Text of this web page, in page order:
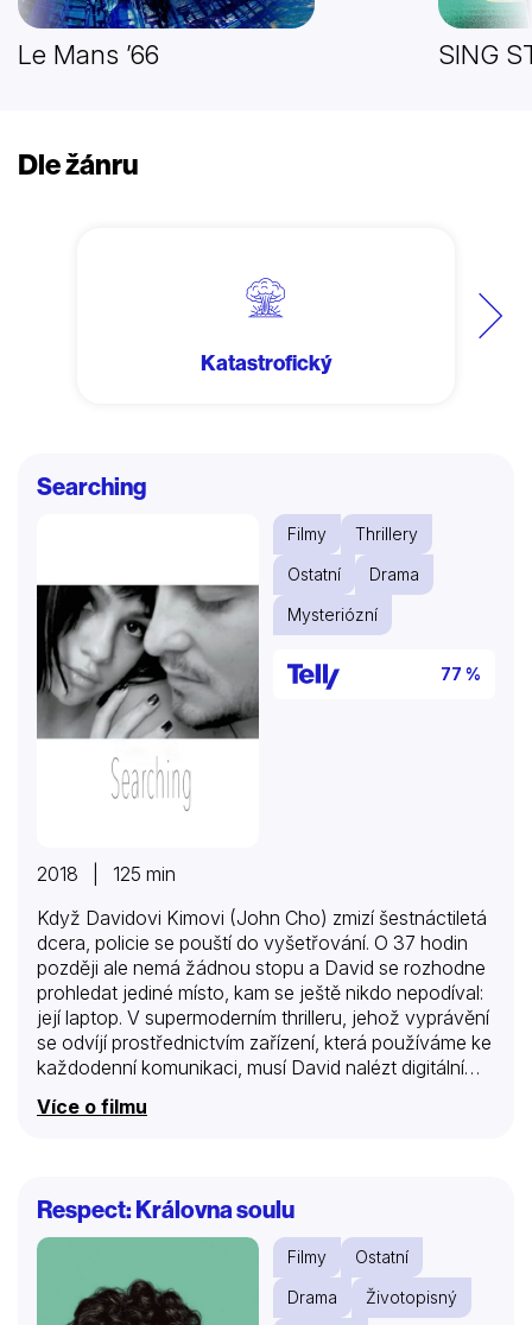
Le Mans ’66 SING
Dle žánru
Další
Katastrofický
Searching
Filmy
Thrillery
Ostatní
Drama
Mysteriózní
77 %
2018 | 125 min
Když Davidovi Kimovi (John Cho) zmizí šestnáctiletá
dcera, policie se pouští do vyšetřování. O 37 hodin
později ale nemá žádnou stopu a David se rozhodne
prohledat jediné místo, kam se ještě nikdo nepodíval:
její laptop. V supermoderním thrilleru, jehož vyprávění
se odvíjí prostřednictvím zařízení, která používáme ke
každodenní komunikaci, musí David nalézt digitální
Více o filmu
Respect: Královna soulu
Filmy
Ostatní
Drama
Životopisný